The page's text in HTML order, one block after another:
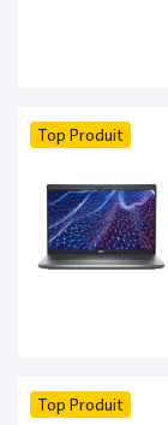
Top Produit
Top Produit